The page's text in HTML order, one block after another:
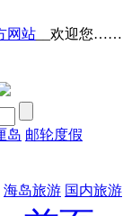
网站 __欢迎您……
岛 邮轮度假
海岛旅游 国内旅游